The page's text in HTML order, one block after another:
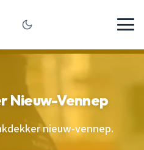
Nieuw-Vennep
nieuw-vennep.